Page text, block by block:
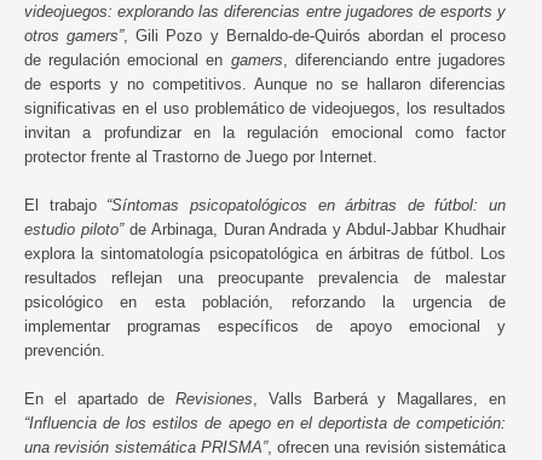
videojuegos: explorando las diferencias entre jugadores de esports y
otros gamers”, Gili Pozo y Bernaldo-de-Quirós abordan el proceso
de regulación emocional en gamers , diferenciando entre jugadores
de esports y no competitivos. Aunque no se hallaron diferencias
significativas en el uso problemático de videojuegos, los resultados
invitan a profundizar en la regulación emocional como factor
protector frente al Trastorno de Juego por Internet.
El trabajo “Síntomas psicopatológicos en árbitras de fútbol: un
estudio piloto”de Arbinaga, Duran Andrada y Abdul-Jabbar Khudhair
explora la sintomatología psicopatológica en árbitras de fútbol. Los
resultados reflejan una preocupante prevalencia de malestar
psicológico en esta población, reforzando la urgencia de
implementar programas específicos de apoyo emocional y
prevención.
En el apartado deRevisiones , Valls Barberá y Magallares, en
“Influencia de los estilos de apego en el deportista de competición:
una revisión sistemática PRISMA”, ofrecen una revisión sistemática